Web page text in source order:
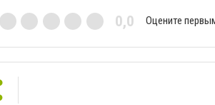
0,0 Оцените